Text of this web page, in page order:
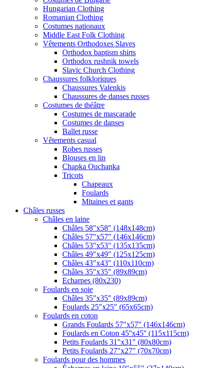
Hungarian Clothing
Romanian Clothing
Costumes nationaux
Middle East Folk Clothing
Vêtements Orthodoxes Slaves
Orthodox baptism shirts
Orthodox rushnik towels
Slavic Church Clothing
Chaussures folkloriques
Chaussures Valenkis
Chaussures de danses russes
Costumes de théâtre
Costumes de mascarade
Costumes de danses
Ballet russe
Vêtements casual
Robes russes
Blouses en lin
Chapka Ouchanka
Tricots
Chapeaux
Foulards
Mitaines et gants
Châles russes
Châles en laine
Châles 58"x58" (148x148cm)
Châles 57"x57" (146x146cm)
Châles 53"x53" (135x135cm)
Châles 49"x49" (125x125cm)
Châles 43"x43" (110x110cm)
Châles 35"x35" (89x89cm)
Echarpes (80х230)
Foulards en soie
Châles 35"x35" (89x89cm)
Foulards 25"x25" (65x65cm)
Foulards en coton
Grands Foulards 57"x57" (146x146cm)
Foulards en Coton 45''x45'' (115x115cm)
Petits Foulards 31"x31" (80x80cm)
Petits Foulards 27"x27" (70x70cm)
Foulards pour des hommes